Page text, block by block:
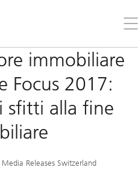
il
immobiliare
Focus 2017:
sfitti alla fine
Media Releases Switzerland